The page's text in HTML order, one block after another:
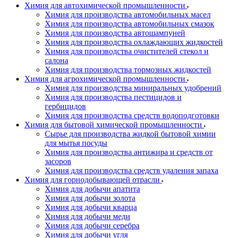
Химия для автохимической промышленности
Химия для производства автомобильных масел
Химия для производства автомобильных смазок
Химия для производства автошампуней
Химия для производства охлаждающих жидкостей
Химия для производства очистителей стекол и
салона
Химия для производства тормозных жидкостей
Химия для агрохимической промышленности
Химия для производства миниральных удобрений
Химия для производства пестицидов и
гербицидов
Химия для производства средств водоподготовки
Химия для бытовой химической промышленности
Сырье для производства жидкой бытовой химии
для мытья посуды
Химия для производства антижира и средств от
засоров
Химия для производства средств удаления запаха
Химия для горнодобывающей отрасли
Химия для добычи апатита
Химия для добычи золота
Химия для добычи кварца
Химия для добычи меди
Химия для добычи серебра
Химия для добычи угля